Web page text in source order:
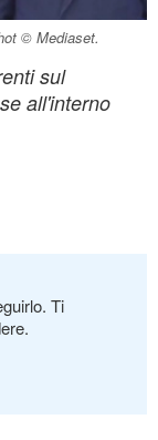
© Mediaset.
sul
all'interno
Ti